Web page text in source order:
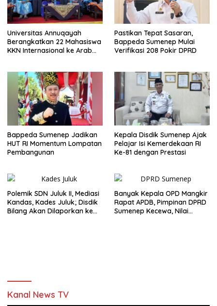
Universitas Annuqayah
Berangkatkan 22 Mahasiswa
KKN Internasional ke Arab
Pastikan Tepat Sasaran,
Bappeda Sumenep Mulai
Verifikasi 208 Pokir DPRD
Bappeda Sumenep Jadikan
HUT RI Momentum Lompatan
Pembangunan
Kepala Disdik Sumenep Ajak
Pelajar Isi Kemerdekaan RI
Ke-81 dengan Prestasi
Polemik SDN Juluk II, Mediasi
Kandas, Kades Juluk; Disdik
Bilang Akan Dilaporkan ke
Banyak Kepala OPD Mangkir
Rapat APDB, Pimpinan DPRD
Sumenep Kecewa, Nilai
Kanal News TV